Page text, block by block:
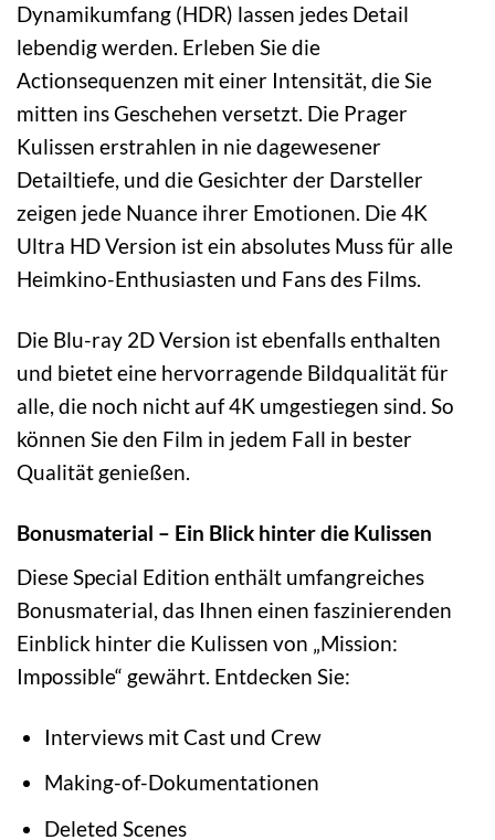
Dynamikumfang (HDR) lassen jedes Detail
lebendig werden. Erleben Sie die
Actionsequenzen mit einer Intensität, die Sie
mitten ins Geschehen versetzt. Die Prager
Kulissen erstrahlen in nie dagewesener
Detailtiefe, und die Gesichter der Darsteller
zeigen jede Nuance ihrer Emotionen. Die 4K
Ultra HD Version ist ein absolutes Muss für alle
Heimkino-Enthusiasten und Fans des Films.
Die Blu-ray 2D Version ist ebenfalls enthalten
und bietet eine hervorragende Bildqualität für
alle, die noch nicht auf 4K umgestiegen sind. So
können Sie den Film in jedem Fall in bester
Qualität genießen.
Bonusmaterial – Ein Blick hinter die Kulissen
Diese Special Edition enthält umfangreiches
Bonusmaterial, das Ihnen einen faszinierenden
Einblick hinter die Kulissen von „Mission:
Impossible“ gewährt. Entdecken Sie:
Interviews mit Cast und Crew
Making-of-Dokumentationen
Deleted Scenes